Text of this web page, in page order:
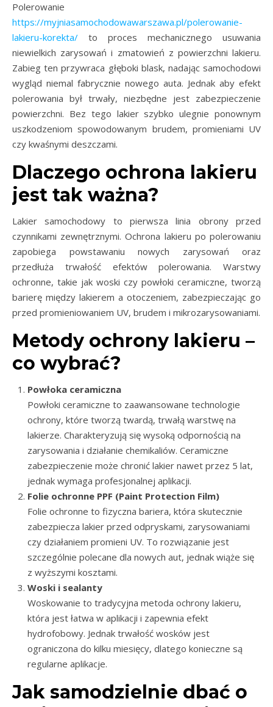
Polerowanie
https://myjniasamochodowawarszawa.pl/polerowanie-
lakieru-korekta/ to proces mechanicznego usuwania
niewielkich zarysowań i zmatowień z powierzchni lakieru.
Zabieg ten przywraca głęboki blask, nadając samochodowi
wygląd niemal fabrycznie nowego auta. Jednak aby efekt
polerowania był trwały, niezbędne jest zabezpieczenie
powierzchni. Bez tego lakier szybko ulegnie ponownym
uszkodzeniom spowodowanym brudem, promieniami UV
czy kwaśnymi deszczami.
Dlaczego ochrona lakieru
jest tak ważna?
Lakier samochodowy to pierwsza linia obrony przed
czynnikami zewnętrznymi. Ochrona lakieru po polerowaniu
zapobiega powstawaniu nowych zarysowań oraz
przedłuża trwałość efektów polerowania. Warstwy
ochronne, takie jak woski czy powłoki ceramiczne, tworzą
barierę między lakierem a otoczeniem, zabezpieczając go
przed promieniowaniem UV, brudem i mikrozarysowaniami.
Metody ochrony lakieru –
co wybrać?
Powłoka ceramiczna
Powłoki ceramiczne to zaawansowane technologie
ochrony, które tworzą twardą, trwałą warstwę na
lakierze. Charakteryzują się wysoką odpornością na
zarysowania i działanie chemikaliów. Ceramiczne
zabezpieczenie może chronić lakier nawet przez 5 lat,
jednak wymaga profesjonalnej aplikacji.
Folie ochronne PPF (Paint Protection Film)
Folie ochronne to fizyczna bariera, która skutecznie
zabezpiecza lakier przed odpryskami, zarysowaniami
czy działaniem promieni UV. To rozwiązanie jest
szczególnie polecane dla nowych aut, jednak wiąże się
z wyższymi kosztami.
Woski i sealanty
Woskowanie to tradycyjna metoda ochrony lakieru,
która jest łatwa w aplikacji i zapewnia efekt
hydrofobowy. Jednak trwałość wosków jest
ograniczona do kilku miesięcy, dlatego konieczne są
regularne aplikacje.
Jak samodzielnie dbać o